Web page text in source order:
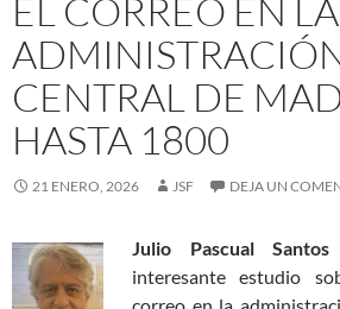
EL CORREO EN LA
CENTRAL DE
HASTA 1800
21 ENERO, 2026 JSF DEJA UN
Julio Pascual Santos
interesante estudio